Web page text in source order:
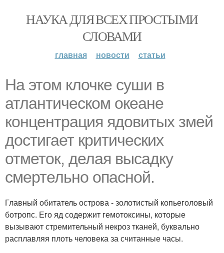
НАУКА ДЛЯ ВСЕХ ПРОСТЫМИ
СЛОВАМИ
главная новости статьи
На этом клочке суши в
атлантическом океане
концентрация ядовитых змей
достигает критических
отметок, делая высадку
смертельно опасной.
Главный обитатель острова - золотистый копьеголовый
ботропс. Его яд содержит гемотоксины, которые
вызывают стремительный некроз тканей, буквально
расплавляя плоть человека за считанные часы.